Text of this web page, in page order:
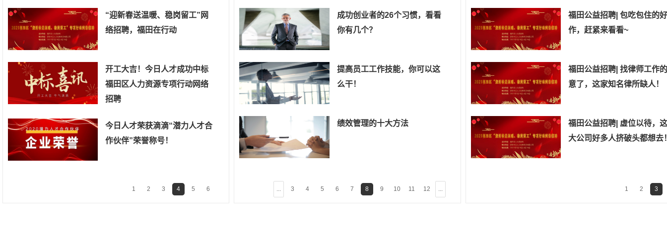
“迎新春送温暖、稳岗留工”网
络招聘，福田在行动
开工大吉！今日人才成功中标
福田区人力资源专项行动网络
招聘
今日人才荣获滴滴“潜力人才合
作伙伴”荣誉称号！
1 2 3 4 5 6
成功创业者的26个习惯，看看
你有几个？
提高员工工作技能，你可以这
么干！
绩效管理的十大方法
3 4 5 6 7 8 9 10 11 12
福田公益招聘| 包吃包住的
作，赶紧来看看~
福田公益招聘| 找律师工作
意了，这家知名律所缺人！
福田公益招聘| 虚位以待，
大公司好多人挤破头都想去
1 2 3